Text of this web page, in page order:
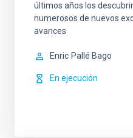
últimos años los
numerosos de nuevos
avances
Enric Pallé Bago
En ejecución